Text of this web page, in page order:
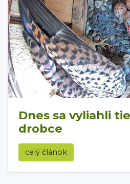
Dnes sa vyliahli
drobce
celý článok